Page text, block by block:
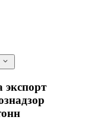
экспорт